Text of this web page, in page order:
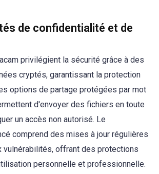
de confidentialité et de
privilégient la sécurité grâce à des
cryptés, garantissant la protection
options de partage protégées par mot
d'envoyer des fichiers en toute
un accès non autorisé. Le
comprend des mises à jour régulières
vulnérabilités, offrant des protections
personnelle et professionnelle.